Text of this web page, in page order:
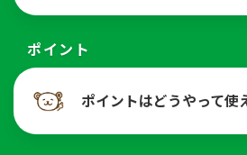
ポイント
ポイントはどうやって使